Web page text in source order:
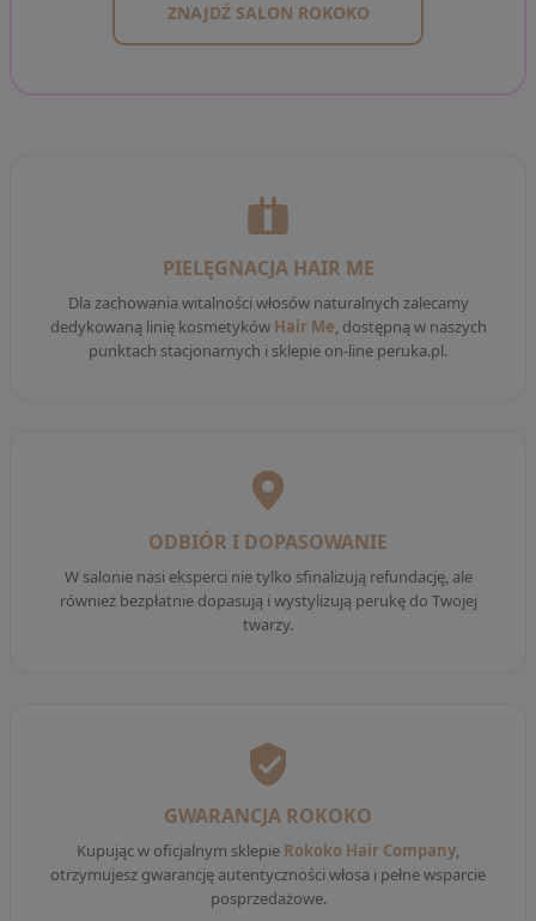
ZNAJDŹ SALON ROKOKO
PIELĘGNACJA HAIR ME
Dla zachowania witalności włosów naturalnych zalecamy
dedykowaną linię kosmetyków Hair Me, dostępną w naszych
punktach stacjonarnych i sklepie on-line peruka.pl.
ODBIÓR I DOPASOWANIE
W salonie nasi eksperci nie tylko sfinalizują refundację, ale
również bezpłatnie dopasują i wystylizują perukę do Twojej
twarzy.
GWARANCJA ROKOKO
Kupując w oficjalnym sklepie Rokoko Hair Company,
otrzymujesz gwarancję autentyczności włosa i pełne wsparcie
posprzedażowe.